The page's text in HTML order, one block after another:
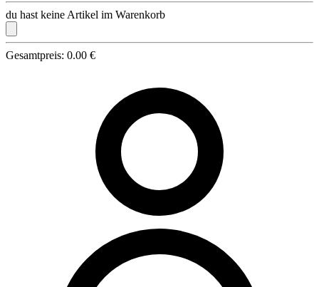
du hast keine Artikel im Warenkorb
Gesamtpreis: 0.00 €